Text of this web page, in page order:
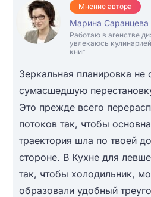
Мнение автора
Марина Саранцева
Работаю в агенстве
увлекаюсь
книг
Зеркальная планировка не
сумасшедшую
Это прежде всего
потоков так, чтобы
траектория шла по твоей
стороне. В Кухне для
так, чтобы холодильник,
образовали удобный